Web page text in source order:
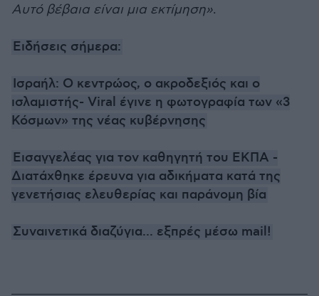
Αυτό βέβαια είναι μια εκτίμηση».
Ειδήσεις σήμερα:
Ισραήλ: Ο κεντρώος, ο ακροδεξιός και ο
ισλαμιστής- Viral έγινε η φωτογραφία των «3
Κόσμων» της νέας κυβέρνησης
Εισαγγελέας για τον καθηγητή του ΕΚΠΑ -
Διατάχθηκε έρευνα για αδικήματα κατά της
γενετήσιας ελευθερίας και παράνομη βία
Συναινετικά διαζύγια... εξπρές μέσω mail!